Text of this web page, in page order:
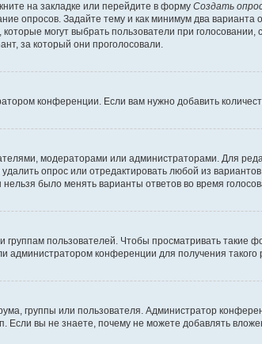
на закладке или перейдите в форму Создать
опросов. Задайте тему и как минимум два
могут выбрать пользователи при
за который они проголосовали.
конференции. Если вам нужно добавить
модераторами или администраторами. Для
опрос или отредактировать любой из
было менять варианты ответов во время
пользователей. Чтобы просматривать такие
администратором конференции для получения
группы или пользователя. Администратор
Если вы не знаете, почему не можете добавлять